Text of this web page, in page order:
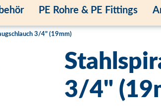
PE Rohre & PE Fittings
3/4" (19mm)
3/4"